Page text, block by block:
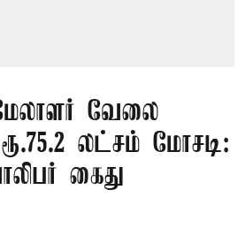
வேலை
லட்சம் மோசடி:
கைது